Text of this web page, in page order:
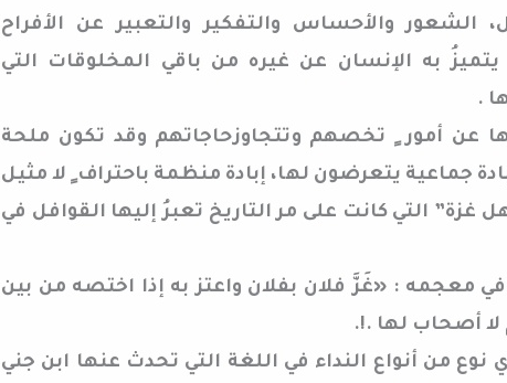
الشعور والأحساس والتفكير والتعبير عن الأفراح
يتميزُ به الإنسان عن غيره من باقي المخلوقات التي
.
عن أمور ٍ تخصهم وتتجاوزحاجاتهم وقد تكون ملحة
جماعية يتعرضون لها، إبادة منظمة باحتراف ٍ لا مثيل
غزة” التي كانت على مر التاريخ تعبرُ إليها القوافل في
معجمه : «غَزَّ فلان بفلان واعتز به إذا اختصه من بين
لا أصحاب لها .!.
من أنواع النداء في اللغة التي تحدث عنها ابن جني